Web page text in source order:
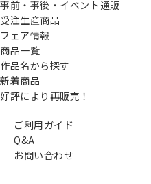
事前・事後・イベント通販
受注生産商品
フェア情報
商品一覧
作品名から探す
新着商品
好評により再販売！
ご利用ガイド
Q&A
お問い合わせ